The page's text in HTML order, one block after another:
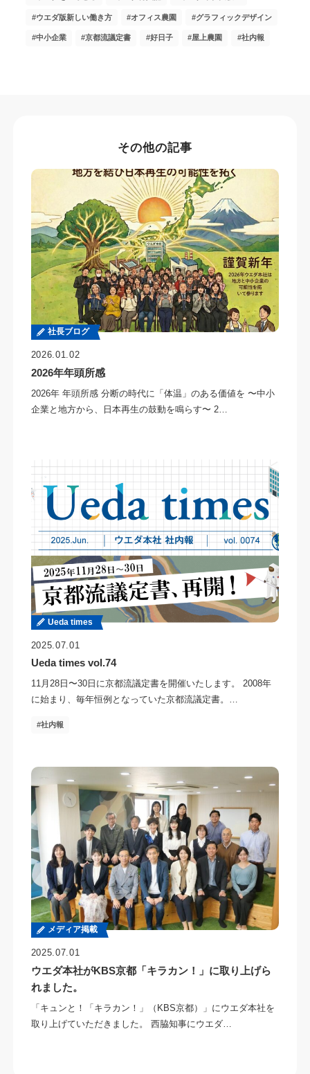
ウエダ版新しい働き方 オフィス農園 グラフィックデザイン
中小企業 京都流議定書 好日子 屋上農園 社内報
その他の記事
社長ブログ
2026.01.02
2026年年頭所感
2026年 年頭所感 分断の時代に「体温」のある価値を 〜中小
企業と地方から、日本再生の鼓動を鳴らす〜 2…
Ueda times
2025.07.01
Ueda times vol.74
11月28日〜30日に京都流議定書を開催いたします。 2008年
に始まり、毎年恒例となっていた京都流議定書。…
社内報
メディア掲載
2025.07.01
ウエダ本社がKBS京都「キラカン！」に取り上げら
れました。
「キュンと！「キラカン！」（KBS京都）」にウエダ本社を
取り上げていただきました。 西脇知事にウエダ…